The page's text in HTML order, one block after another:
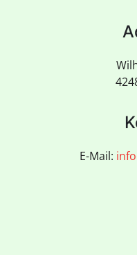
E-Mail: